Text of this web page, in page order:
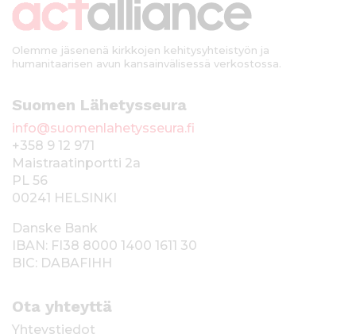
Olemme jäsenenä kirkkojen kehitysyhteistyön ja
humanitaarisen avun kansainvälisessä verkostossa.
Suomen Lähetysseura
info@suomenlahetysseura.fi
+358 9 12 971
Maistraatinportti 2a
PL 56
00241 HELSINKI
Danske Bank
IBAN: FI38 8000 1400 1611 30
BIC: DABAFIHH
Ota yhteyttä
Yhteystiedot